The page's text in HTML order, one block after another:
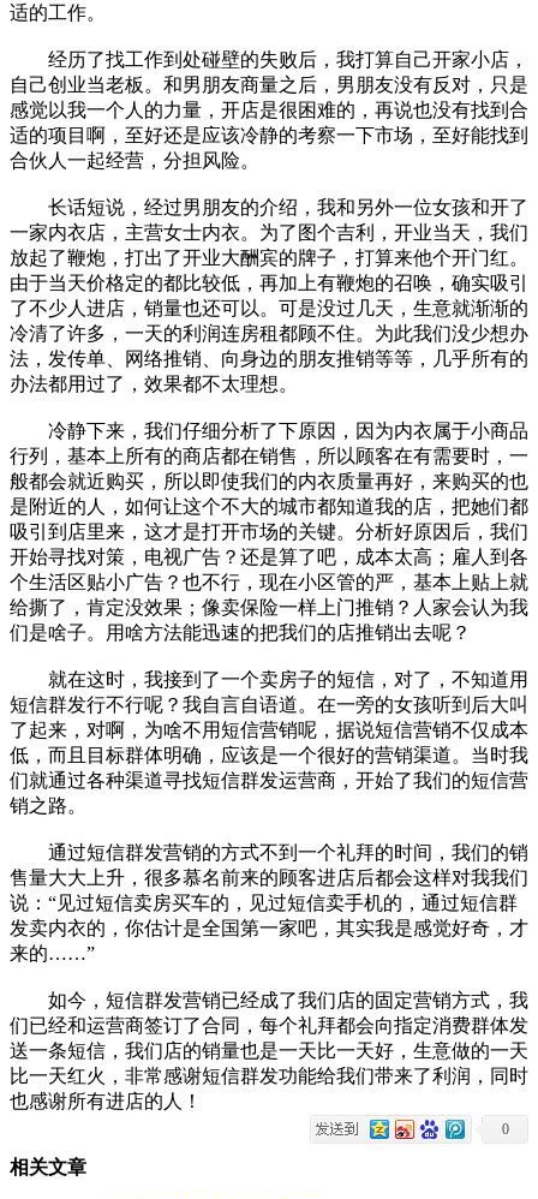
适的工作。
经历了找工作到处碰壁的失败后，我打算自己开家小店，
自己创业当老板。和男朋友商量之后，男朋友没有反对，只是
感觉以我一个人的力量，开店是很困难的，再说也没有找到合
适的项目啊，至好还是应该冷静的考察一下市场，至好能找到
合伙人一起经营，分担风险。
长话短说，经过男朋友的介绍，我和另外一位女孩和开了
一家内衣店，主营女士内衣。为了图个吉利，开业当天，我们
放起了鞭炮，打出了开业大酬宾的牌子，打算来他个开门红。
由于当天价格定的都比较低，再加上有鞭炮的召唤，确实吸引
了不少人进店，销量也还可以。可是没过几天，生意就渐渐的
冷清了许多，一天的利润连房租都顾不住。为此我们没少想办
法，发传单、网络推销、向身边的朋友推销等等，几乎所有的
办法都用过了，效果都不太理想。
冷静下来，我们仔细分析了下原因，因为内衣属于小商品
行列，基本上所有的商店都在销售，所以顾客在有需要时，一
般都会就近购买，所以即使我们的内衣质量再好，来购买的也
是附近的人，如何让这个不大的城市都知道我的店，把她们都
吸引到店里来，这才是打开市场的关键。分析好原因后，我们
开始寻找对策，电视广告？还是算了吧，成本太高；雇人到各
个生活区贴小广告？也不行，现在小区管的严，基本上贴上就
给撕了，肯定没效果；像卖保险一样上门推销？人家会认为我
们是啥子。用啥方法能迅速的把我们的店推销出去呢？
就在这时，我接到了一个卖房子的短信，对了，不知道用
短信群发行不行呢？我自言自语道。在一旁的女孩听到后大叫
了起来，对啊，为啥不用短信营销呢，据说短信营销不仅成本
低，而且目标群体明确，应该是一个很好的营销渠道。当时我
们就通过各种渠道寻找短信群发运营商，开始了我们的短信营
销之路。
通过短信群发营销的方式不到一个礼拜的时间，我们的销
售量大大上升，很多慕名前来的顾客进店后都会这样对我我们
说：“见过短信卖房买车的，见过短信卖手机的，通过短信群
发卖内衣的，你估计是全国第一家吧，其实我是感觉好奇，才
来的……”
如今，短信群发营销已经成了我们店的固定营销方式，我
们已经和运营商签订了合同，每个礼拜都会向指定消费群体发
送一条短信，我们店的销量也是一天比一天好，生意做的一天
比一天红火，非常感谢短信群发功能给我们带来了利润，同时
也感谢所有进店的人！
0
相关文章